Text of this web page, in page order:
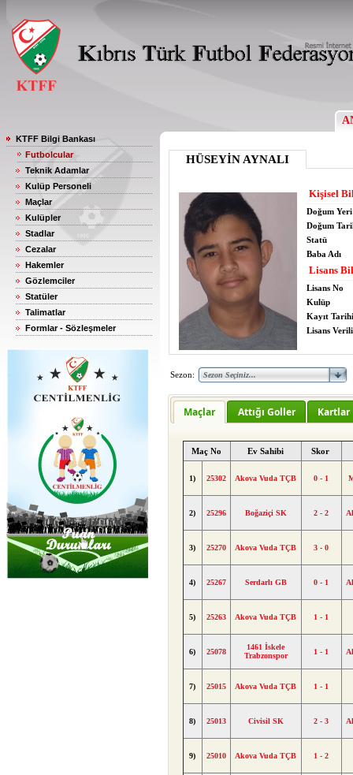
KTFF Bilgi Bankası
Futbolcular
Teknik Adamlar
Kulüp Personeli
Maçlar
Kulüpler
Stadlar
Cezalar
Hakemler
Gözlemciler
Statüler
Talimatlar
Formlar - Sözleşmeler
HÜSEYİN AYNALI
Kişisel
Doğum Yeri
Doğum
Statü
Baba Adı
Lisans
Lisans No
Kulüp
Kayıt Tarihi
Lisans
Sezon:
Maçlar Attığı Goller Kartlar
Maç No Ev Sahibi Skor
1) 25302 Akova Vuda TÇB 0 - 1
2) 25296 Boğaziçi SK 2 - 2
3) 25270 Akova Vuda TÇB 3 - 0
4) 25267 Serdarlı GB 0 - 1
5) 25263 Akova Vuda TÇB 1 - 1
6) 25078
1461 İskele
Trabzonspor
1 - 1
7) 25015 Akova Vuda TÇB 1 - 1
8) 25013 Civisil SK 2 - 3
9) 25010 Akova Vuda TÇB 1 - 2